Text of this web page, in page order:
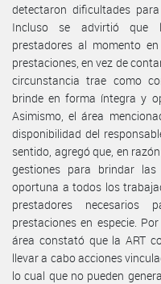
detectaron dificultades
Incluso se advirtió que
prestadores al momento
prestaciones, en vez de
circunstancia trae como
brinde en forma íntegra y
Asimismo, el área
disponibilidad del
sentido, agregó que, en
gestiones para brindar
oportuna a todos los
prestadores necesarios
prestaciones en especie.
área constató que la ART
llevar a cabo acciones
lo cual que no pueden